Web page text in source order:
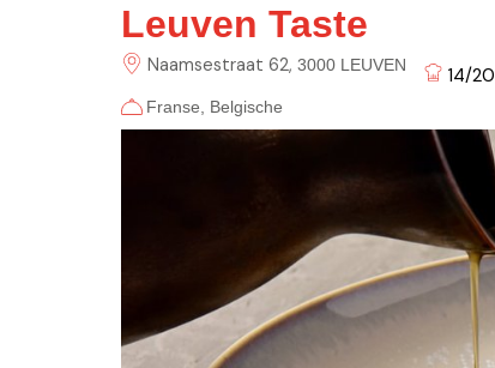
Leuven Taste
Naamsestraat 62 3000 LEUVEN 14/20
Franse Belgische